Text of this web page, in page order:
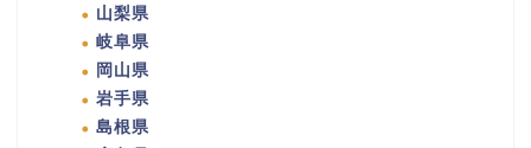
山梨県
岐阜県
岡山県
岩手県
島根県